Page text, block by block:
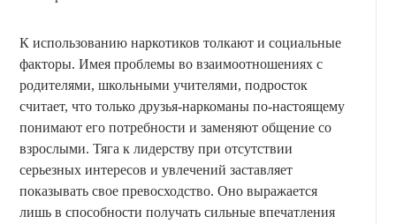
К использованию наркотиков толкают и социальные
факторы. Имея проблемы во взаимоотношениях с
родителями, школьными учителями, подросток
считает, что только друзья-наркоманы по-настоящему
понимают его потребности и заменяют общение со
взрослыми. Тяга к лидерству при отсутствии
серьезных интересов и увлечений заставляет
показывать свое превосходство. Оно выражается
лишь в способности получать сильные впечатления